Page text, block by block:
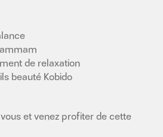
de relaxation
beauté Kobido
et venez profiter de cette